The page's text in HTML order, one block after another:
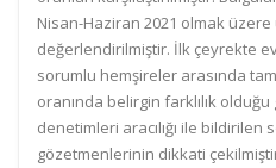
Nisan-Haziran 2021 olmak
değerlendirilmiştir. İlk çeyrekte
sorumlu hemşireler arasında
oranında belirgin farklılık
denetimleri aracılığı ile
gözetmenlerinin dikkati